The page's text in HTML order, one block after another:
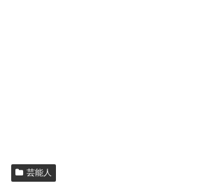
芸能人